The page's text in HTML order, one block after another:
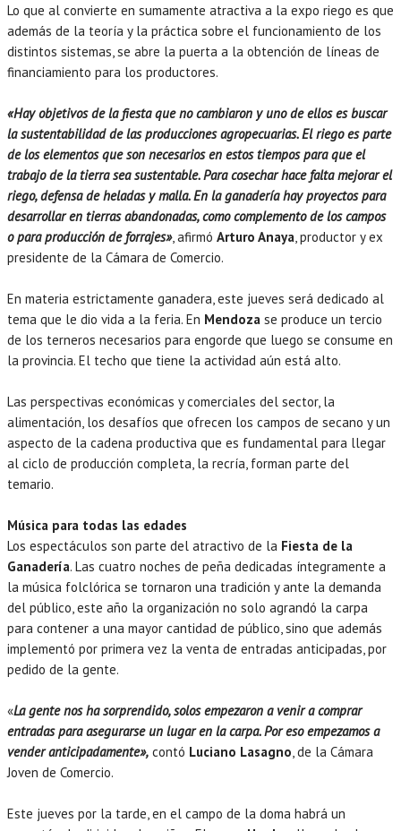
Lo que al convierte en sumamente atractiva a la expo riego es que
además de la teoría y la práctica sobre el funcionamiento de los
distintos sistemas, se abre la puerta a la obtención de líneas de
financiamiento para los productores.
«Hay objetivos de la fiesta que no cambiaron y uno de ellos es buscar
la sustentabilidad de las producciones agropecuarias. El riego es parte
de los elementos que son necesarios en estos tiempos para que el
trabajo de la tierra sea sustentable. Para cosechar hace falta mejorar el
riego, defensa de heladas y malla. En la ganadería hay proyectos para
desarrollar en tierras abandonadas, como complemento de los campos
o para producción de forrajes», afirmó Arturo Anaya , productor y ex
presidente de la Cámara de Comercio.
En materia estrictamente ganadera, este jueves será dedicado al
tema que le dio vida a la feria. En Mendoza se produce un tercio
de los terneros necesarios para engorde que luego se consume en
la provincia. El techo que tiene la actividad aún está alto.
Las perspectivas económicas y comerciales del sector, la
alimentación, los desafíos que ofrecen los campos de secano y un
aspecto de la cadena productiva que es fundamental para llegar
al ciclo de producción completa, la recría, forman parte del
temario.
Música para todas las edades
Los espectáculos son parte del atractivo de la Fiesta de la
Ganadería. Las cuatro noches de peña dedicadas íntegramente a
la música folclórica se tornaron una tradición y ante la demanda
del público, este año la organización no solo agrandó la carpa
para contener a una mayor cantidad de público, sino que además
implementó por primera vez la venta de entradas anticipadas, por
pedido de la gente.
«La gente nos ha sorprendido, solos empezaron a venir a comprar
entradas para asegurarse un lugar en la carpa. Por eso empezamos a
vender anticipadamente», contó Luciano Lasagno , de la Cámara
Joven de Comercio.
Este jueves por la tarde, en el campo de la doma habrá un